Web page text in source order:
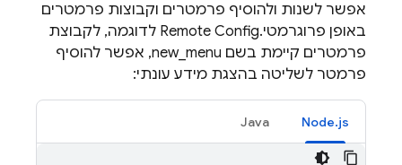
אפשר לשנות ולהוסיף פרמטרים וקבוצות פרמטרים
באופן פרוגרמטי.Remote Config לדוגמה, לקבוצת
פרמטרים קיימת בשם new_menu, אפשר להוסיף
פרמטר לשליטה בהצגת מידע עונתי:
Node.js
Java